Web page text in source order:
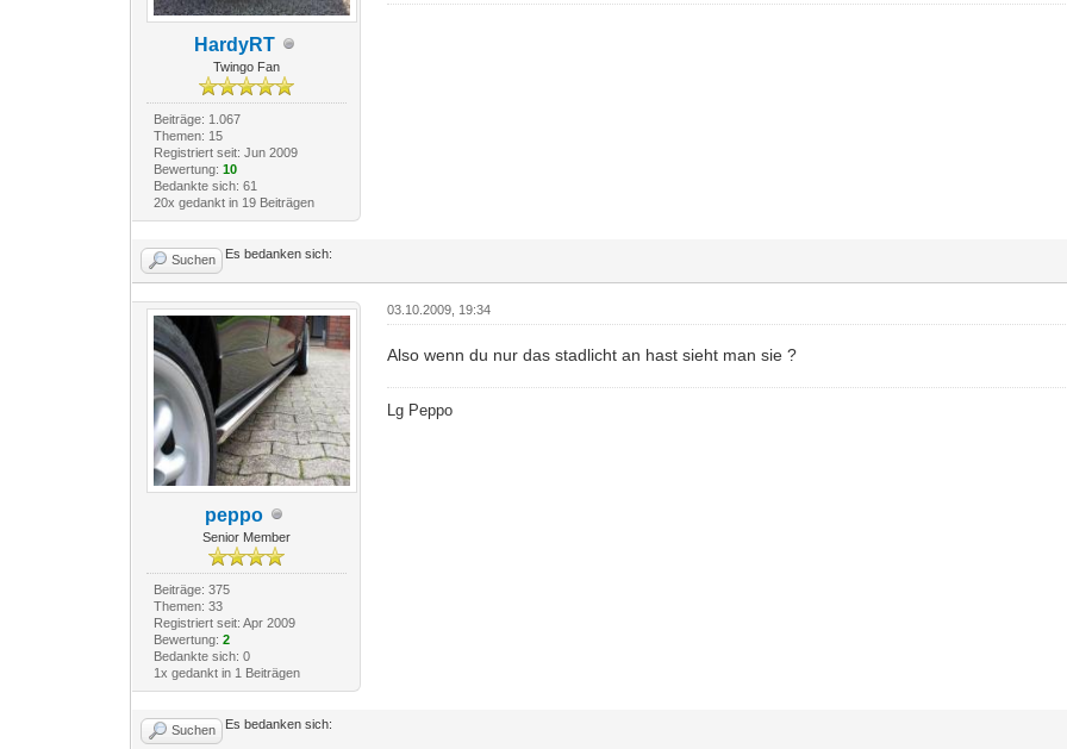
HardyRT
Twingo Fan
Beiträge: 1.067
Themen: 15
Registriert seit: Jun 2009
Bewertung: 10
Bedankte sich: 61
20x gedankt in 19 Beiträgen
Suchen Es bedanken sich:
peppo
Senior Member
Beiträge: 375
Themen: 33
Registriert seit: Apr 2009
Bewertung: 2
Bedankte sich: 0
1x gedankt in 1 Beiträgen
03.10.2009, 19:34
Also wenn du nur das stadlicht an hast sieht man sie ?
Lg Peppo
Suchen Es bedanken sich: